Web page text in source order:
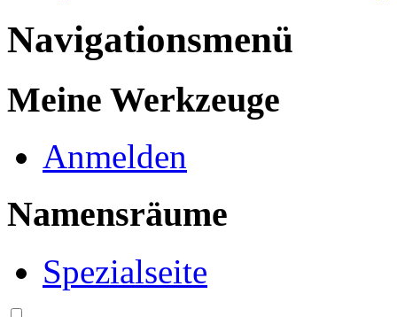
Navigationsmenü
Meine Werkzeuge
Anmelden
Namensräume
Spezialseite